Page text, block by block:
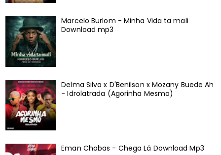
Marcelo Burlom - Minha Vida ta mali
Download mp3
Delma Silva x D'Benilson x Mozany Buede Ah
- Idrolatrada (Agorinha Mesmo)
Eman Chabas - Chega Lá Download Mp3